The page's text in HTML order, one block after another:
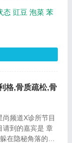
态 豇豆 泡菜 苯
格,骨质疏松,骨
频道X诊所节目
请到的嘉宾是 章
在隐秘角落的骨